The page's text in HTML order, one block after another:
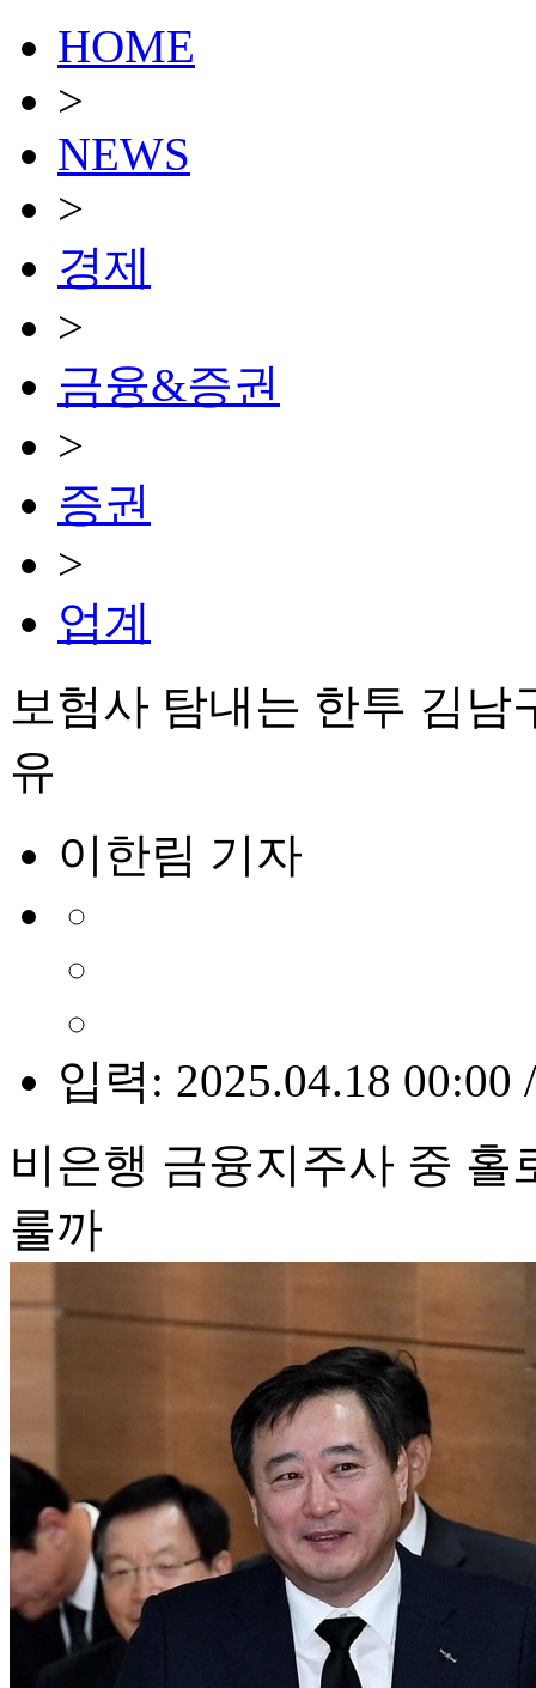
HOME
>
NEWS
>
경제
>
금융&증권
>
증권
>
업계
보험사 탐내는 한투 김남
유
이한림 기자
입력: 2025.04.18 00:00
비은행 금융지주사 중
룰까